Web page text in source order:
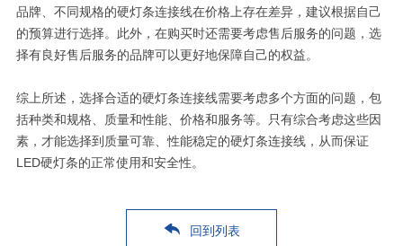
品牌、不同规格的硬灯条连接线在价格上存在差异，建议根据自己
的预算进行选择。此外，在购买时还需要考虑售后服务的问题，选
择有良好售后服务的品牌可以更好地保障自己的权益。
综上所述，选择合适的硬灯条连接线需要考虑多个方面的问题，包
括种类和规格、质量和性能、价格和服务等。只有综合考虑这些因
素，才能选择到质量可靠、性能稳定的硬灯条连接线，从而保证
LED硬灯条的正常使用和安全性。
回到列表